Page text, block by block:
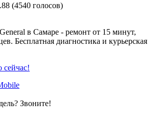
(4540 голосов)
в Самаре - ремонт от 15 минут,
Бесплатная диагностика и курьерская
Звоните!